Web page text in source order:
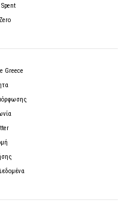
Greece